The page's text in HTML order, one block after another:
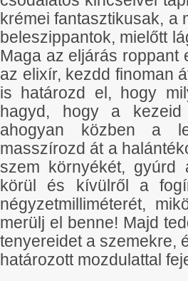
krémei fantasztikusak, a
beleszippantok, mielőtt
Maga az eljárás roppant
az elixír, kezdd finoman
is határozd el, hogy
hagyd, hogy a kezeid
ahogyan közben a
masszírozd át a
szem környékét,
körül és kívülről a
négyzetmilliméterét,
merülj el benne! Majd
tenyereidet a szemekre,
határozott mozdulattal